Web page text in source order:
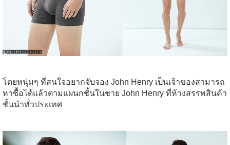
โดยหนุ่มๆ ที่สนใจอยากจับจอง John Henry เป็นเจ้าของสามารถ
หาซื้อได้แล้วตามแผนกชั้นในชาย John Henry ที่ห้างสรรพสินค้า
ชั้นนำทั่วประเทศ